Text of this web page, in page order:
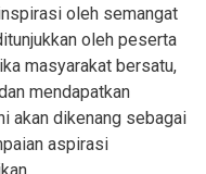
oleh semangat
oleh peserta
masyarakat bersatu,
mendapatkan
akan dikenang sebagai
aspirasi